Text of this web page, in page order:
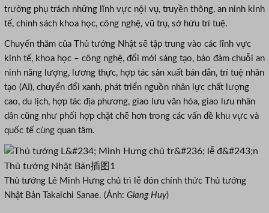
trưởng phụ trách những lĩnh vực nội vụ, truyền thông, an ninh kinh
tế, chính sách khoa học, công nghệ, vũ trụ, sở hữu trí tuệ.
Chuyến thăm của Thủ tướng Nhật sẽ tập trung vào các lĩnh vực
kinh tế, khoa học – công nghệ, đổi mới sáng tạo, bảo đảm chuỗi an
ninh năng lượng, lương thực, hợp tác sản xuất bán dẫn, trí tuệ nhân
tạo (AI), chuyển đổi xanh, phát triển nguồn nhân lực chất lượng
cao, du lịch, hợp tác địa phương, giao lưu văn hóa, giao lưu nhân
dân cũng như phối hợp chặt chẽ hơn trong các vấn đề khu vực và
quốc tế cùng quan tâm.
Thủ tướng Lê Minh Hưng chủ trì lễ đón chính thức Thủ tướng
Nhật Bản Takaichi Sanae. (Ảnh: Giang Huy)